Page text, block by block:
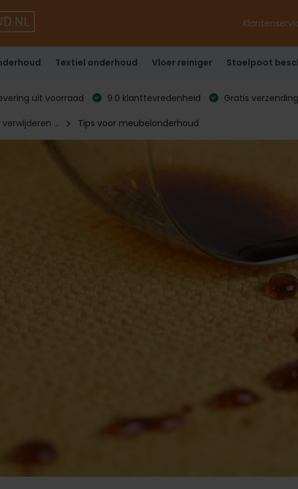
Textiel onderhoud Vloer reiniger Stoelpoot
uit voorraad 9.0 klanttevredenheid Gratis
... Tips voor meubelonderhoud